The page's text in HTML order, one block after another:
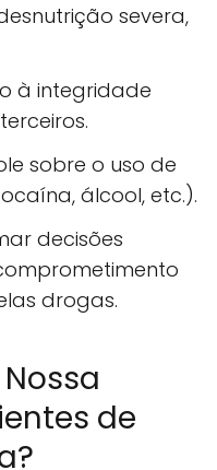
severa,
à integridade
sobre o uso de
álcool, etc.).
decisões
drogas.
de